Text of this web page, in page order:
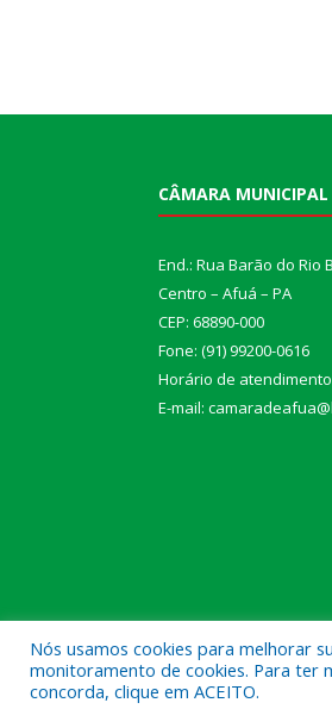
CÂMARA MUNICIPAL
End.: Rua Barão do Rio
Centro – Afuá – PA
CEP: 68890-000
Fone: (91) 99200-0616
Horário de
E-mail:
Todos os direitos
Nós usamos cookies para melhorar
monitoramento de cookies. Para ter
concorda, clique em ACEITO.